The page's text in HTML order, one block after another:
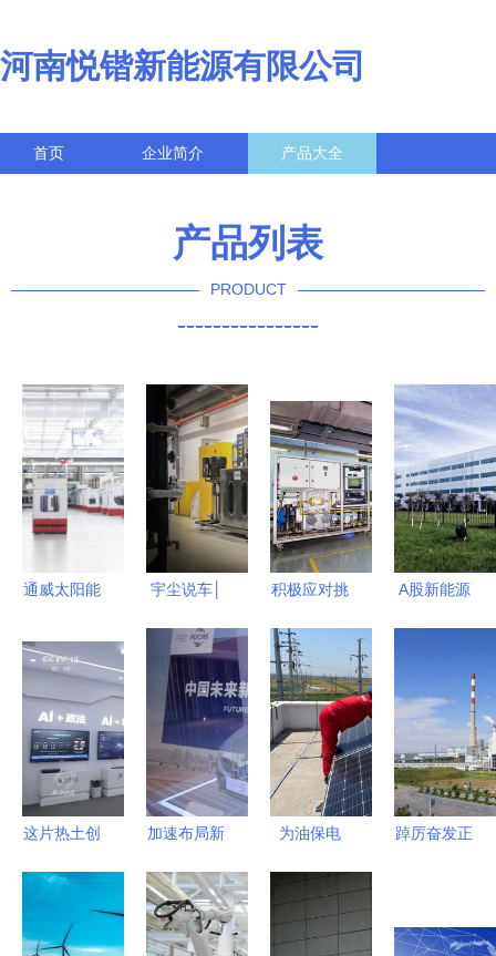
河南悦锴新能源有限公司
首页 企业简介 产品大全
产品列表
PRODUCT
----------------
通威太阳能
选灯塔工厂
术研发的里
程碑
宇尘说车│
得最新ISO
能源及环境
管理体系认
证，新兴能
源技术研发
赋能可持续
积极应对挑
能环保与新
兴能源——
顺德燃气具
产业群提升
竞争力新路
径
A股新能源
构重仓的锂
电池企业及
新兴能源技
术研发前景
这片热土创
总量 新兴
加速布局新
中国市场战
略升级与新
为油保电
滨海新区港
油新能源成
踔厉奋发正
季 '开门红'